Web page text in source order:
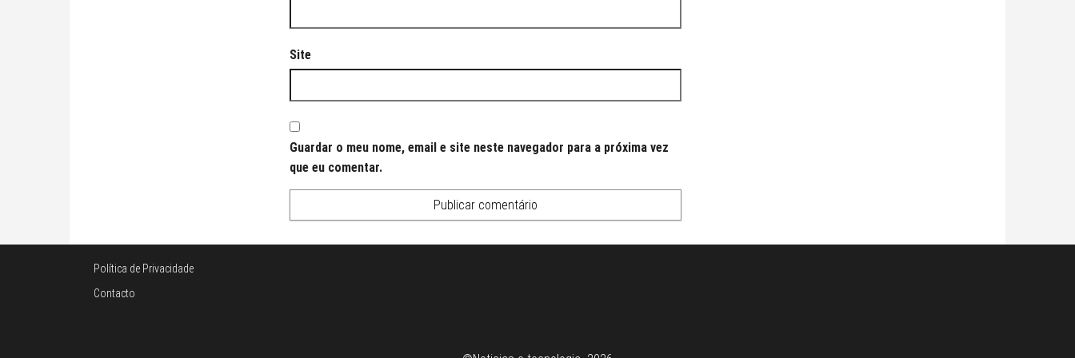
Site
Guardar o meu nome, email e site neste navegador para a próxima vez
que eu comentar.
Política de Privacidade
Contacto